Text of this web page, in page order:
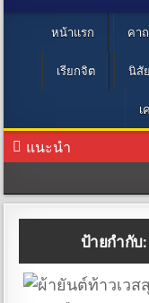
หน้าแรก คา
เรียกจิต นิสั
เ
แนะนำ
ป้ายกำกับ: